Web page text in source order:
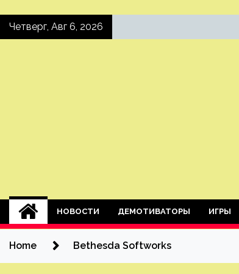
SkipЧетверг, Авг 6, 2026
НОВОСТИ ДЕМОТИВАТОРЫ ИГРЫ
Home Bethesda Softworks